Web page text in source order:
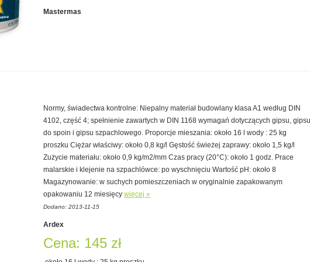
Mastermas
Normy, świadectwa kontrolne: Niepalny materiał budowlany klasa A1 według DIN
4102, część 4; spełnienie zawartych w DIN 1168 wymagań dotyczących gipsu, gipsu
do spoin i gipsu szpachlowego. Proporcje mieszania: około 16 l wody : 25 kg
proszku Ciężar właściwy: około 0,8 kg/l Gęstość świeżej zaprawy: około 1,5 kg/l
Zużycie materiału: około 0,9 kg/m2/mm Czas pracy (20°C): około 1 godz. Prace
malarskie i klejenie na szpachlówce: po wyschnięciu Wartość pH: około 8
Magazynowanie: w suchych pomieszczeniach w oryginalnie zapakowanym
opakowaniu 12 miesięcy więcej »
Dodano: 2013-11-15
Ardex
Cena: 145 zł